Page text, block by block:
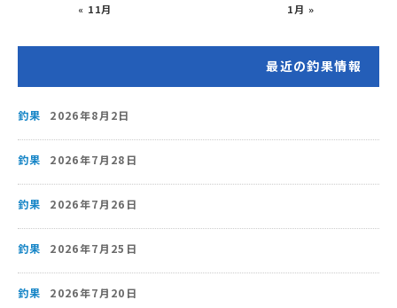
« 11月 1月 »
最近の釣果情報
釣果 2026年8月2日
釣果 2026年7月28日
釣果 2026年7月26日
釣果 2026年7月25日
釣果 2026年7月20日